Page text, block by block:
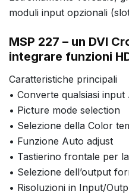
moduli input opzionali
MSP 227 – un DVI
integrare funzioni
Caratteristiche principali
• Converte qualsiasi
• Picture mode selection
• Selezione della Color
• Funzione Auto adjust
• Tastierino frontale per
• Selezione dell’output
• Risoluzioni in Input/